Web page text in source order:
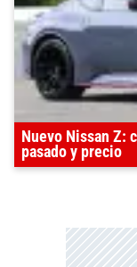
Nuevo Nissan Z:
pasado y precio